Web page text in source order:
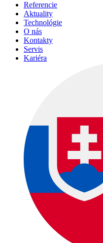
Referencie
Aktuality
Technológie
O nás
Kontakty
Servis
Kariéra